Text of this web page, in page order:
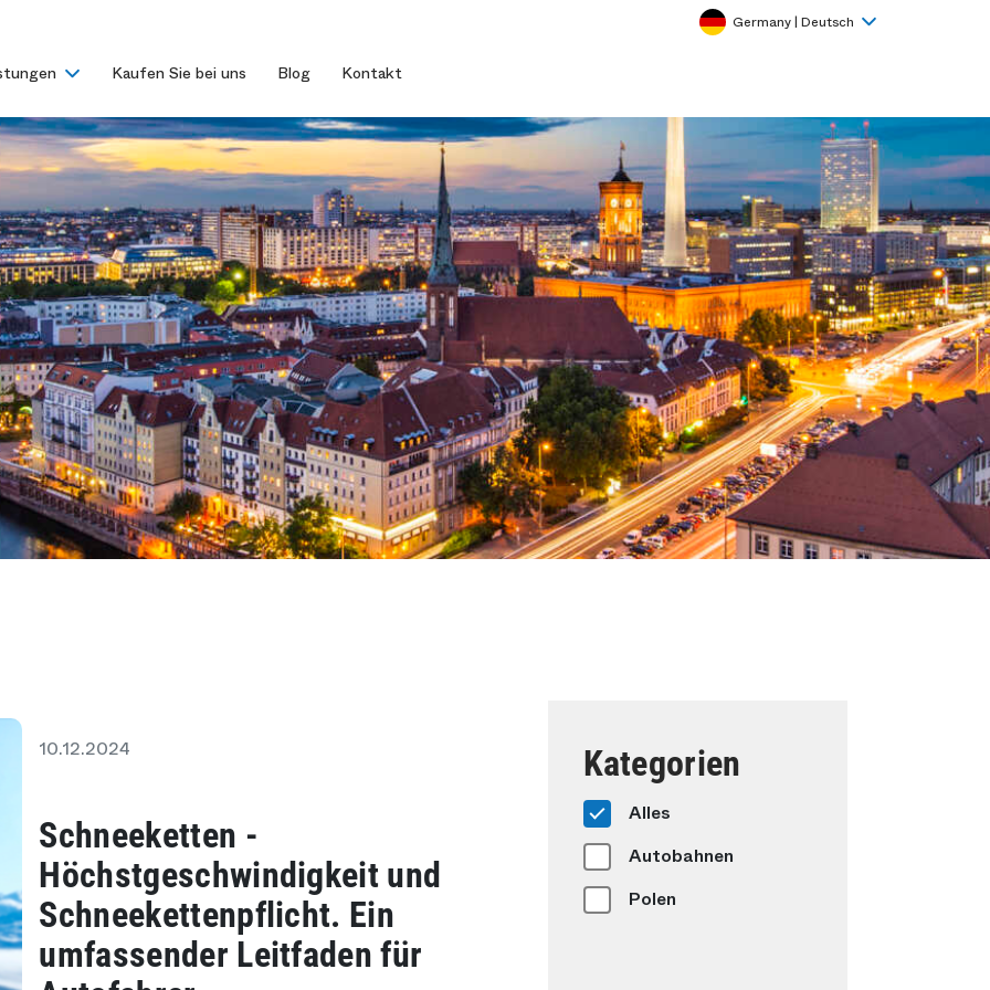
Germany | Deutsch
Kaufen Sie bei uns Blog Kontakt
10.12.2024
Schneeketten -
Höchstgeschwindigkeit und
Schneekettenpflicht. Ein
umfassender Leitfaden für
Kategorien
Alles
Autobahnen
Polen